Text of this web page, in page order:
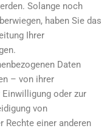
Solange noch
haben Sie das
Ihrer
Daten
– von ihrer
oder zur
von
Rechte einer anderen